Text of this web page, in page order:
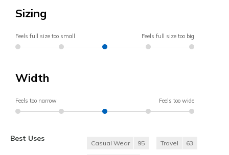
Sizing
Feels full size too small Feels full size too big
Width
Feels too narrow Feels too wide
Best Uses
Casual Wear 95 Travel 63